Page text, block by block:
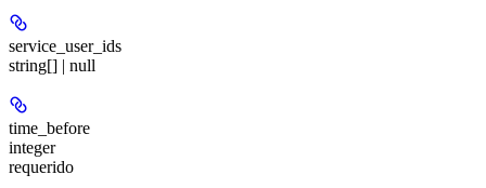
service_user_ids
string[] | null
time_before
integer
requerido